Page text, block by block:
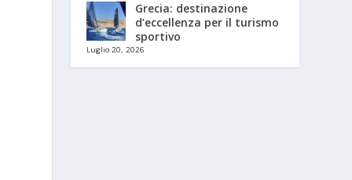
Grecia: destinazione
d’eccellenza per il turismo
sportivo
Luglio 20, 2026